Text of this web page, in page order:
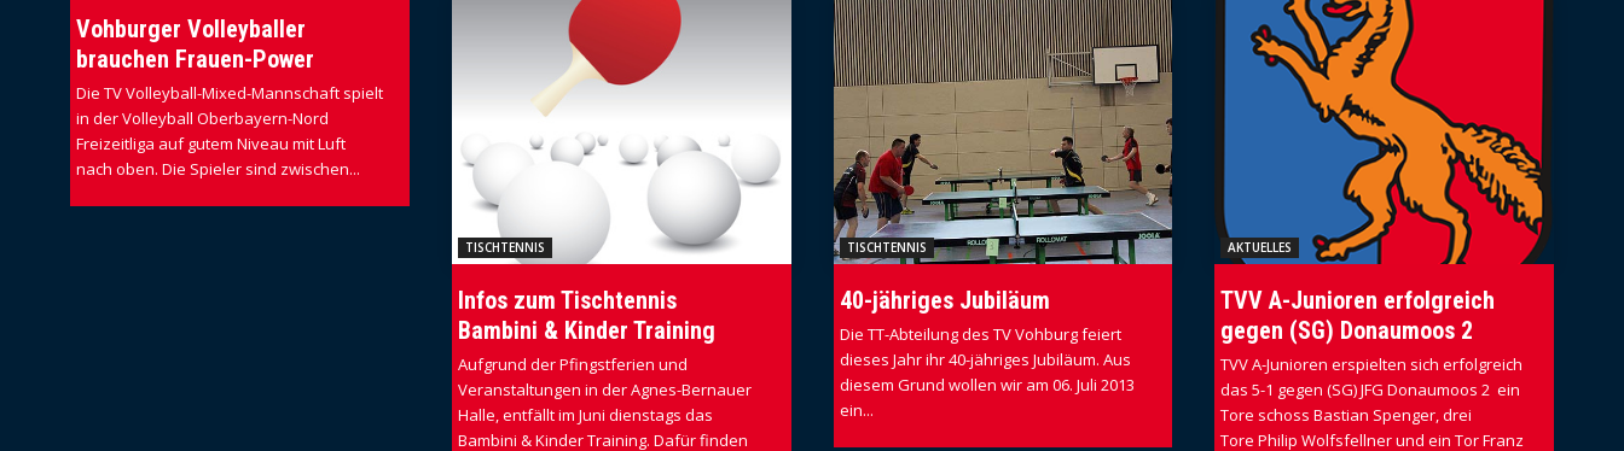
Vohburger Volleyballer
brauchen Frauen-Power
Die TV Volleyball-Mixed-Mannschaft spielt
in der Volleyball Oberbayern-Nord
Freizeitliga auf gutem Niveau mit Luft
nach oben. Die Spieler sind zwischen...
TISCHTENNIS
Infos zum Tischtennis
Bambini & Kinder Training
Aufgrund der Pfingstferien und
Veranstaltungen in der Agnes-Bernauer
Halle, entfällt im Juni dienstags das
Bambini & Kinder Training. Dafür finden
TISCHTENNIS
40-jähriges Jubiläum
Die TT-Abteilung des TV Vohburg feiert
dieses Jahr ihr 40-jähriges Jubiläum. Aus
diesem Grund wollen wir am 06. Juli 2013
ein...
AKTUELLES
TVV A-Junioren erfolgreich
gegen (SG) Donaumoos 2
TVV A-Junioren erspielten sich erfolgreich
das 5-1 gegen (SG) JFG Donaumoos 2 ein
Tore schoss Bastian Spenger, drei
Tore Philip Wolfsfellner und ein Tor Franz